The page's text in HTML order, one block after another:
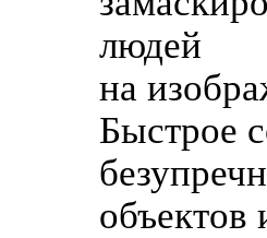
людей
на
Быстрое
объектов